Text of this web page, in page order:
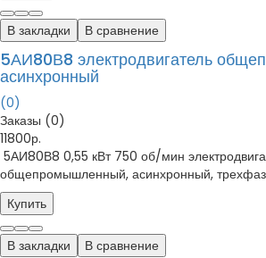
В закладки В сравнение
5АИ80В8 электродвигатель
асинхронный
(0)
Заказы (0)
11800р.
5АИ80В8 0,55 кВт 750 об/мин
общепромышленный, асинхронный,
Купить
В закладки В сравнение